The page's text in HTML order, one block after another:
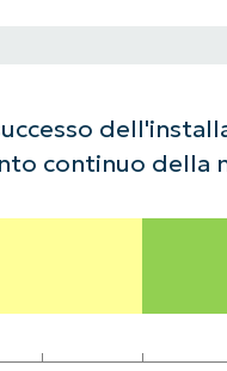
continuo della